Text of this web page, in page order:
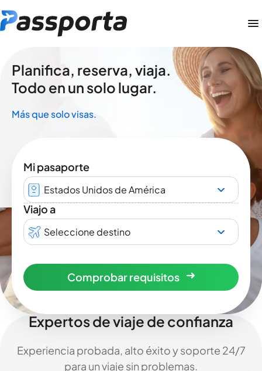
Planifica, reserva, viaja.
Todo en un solo lugar.
Más que solo visas.
Mi pasaporte
Estados Unidos de América
Viajo a
Seleccione destino
Comprobar requisitos
Expertos de viaje de confianza
Experiencia probada, alto éxito y soporte 24/7
para un viaje sin problemas.